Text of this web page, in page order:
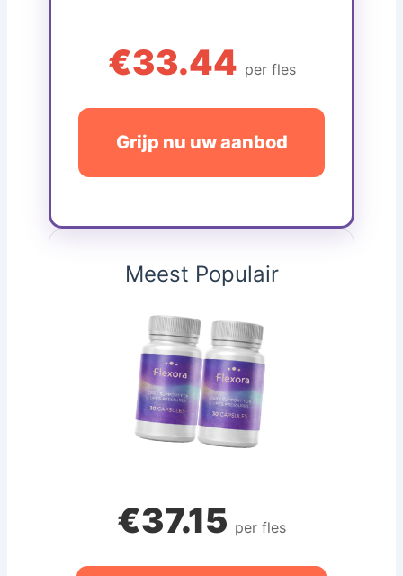
€33.44 per fles
Grijp nu uw aanbod
Meest Populair
€37.15 per fles